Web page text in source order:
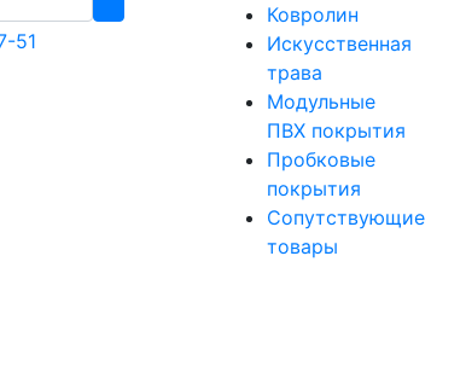
51
Ковролин
Искусственная
трава
Модульные
ПВХ покрытия
Пробковые
покрытия
Сопутствующие
товары